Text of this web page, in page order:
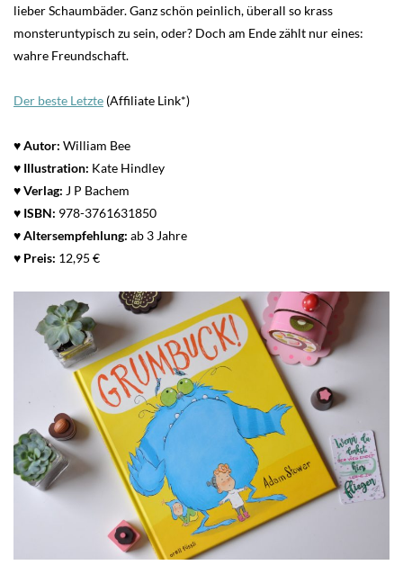
lieber Schaumbäder. Ganz schön peinlich, überall so krass
monsteruntypisch zu sein, oder? Doch am Ende zählt nur eines:
wahre Freundschaft.
Der beste Letzte (Affiliate Link*)
♥ Autor: William Bee
♥ Illustration: Kate Hindley
♥ Verlag: J P Bachem
♥ ISBN: 978-3761631850
♥Altersempfehlung: ab 3 Jahre
♥ Preis: 12,95 €